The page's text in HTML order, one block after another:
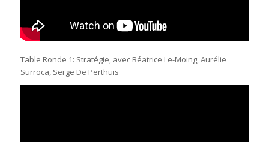
Table Ronde 1: Stratégie, avec Béatrice Le-Moing, Aurélie
Surroca, Serge De Perthuis